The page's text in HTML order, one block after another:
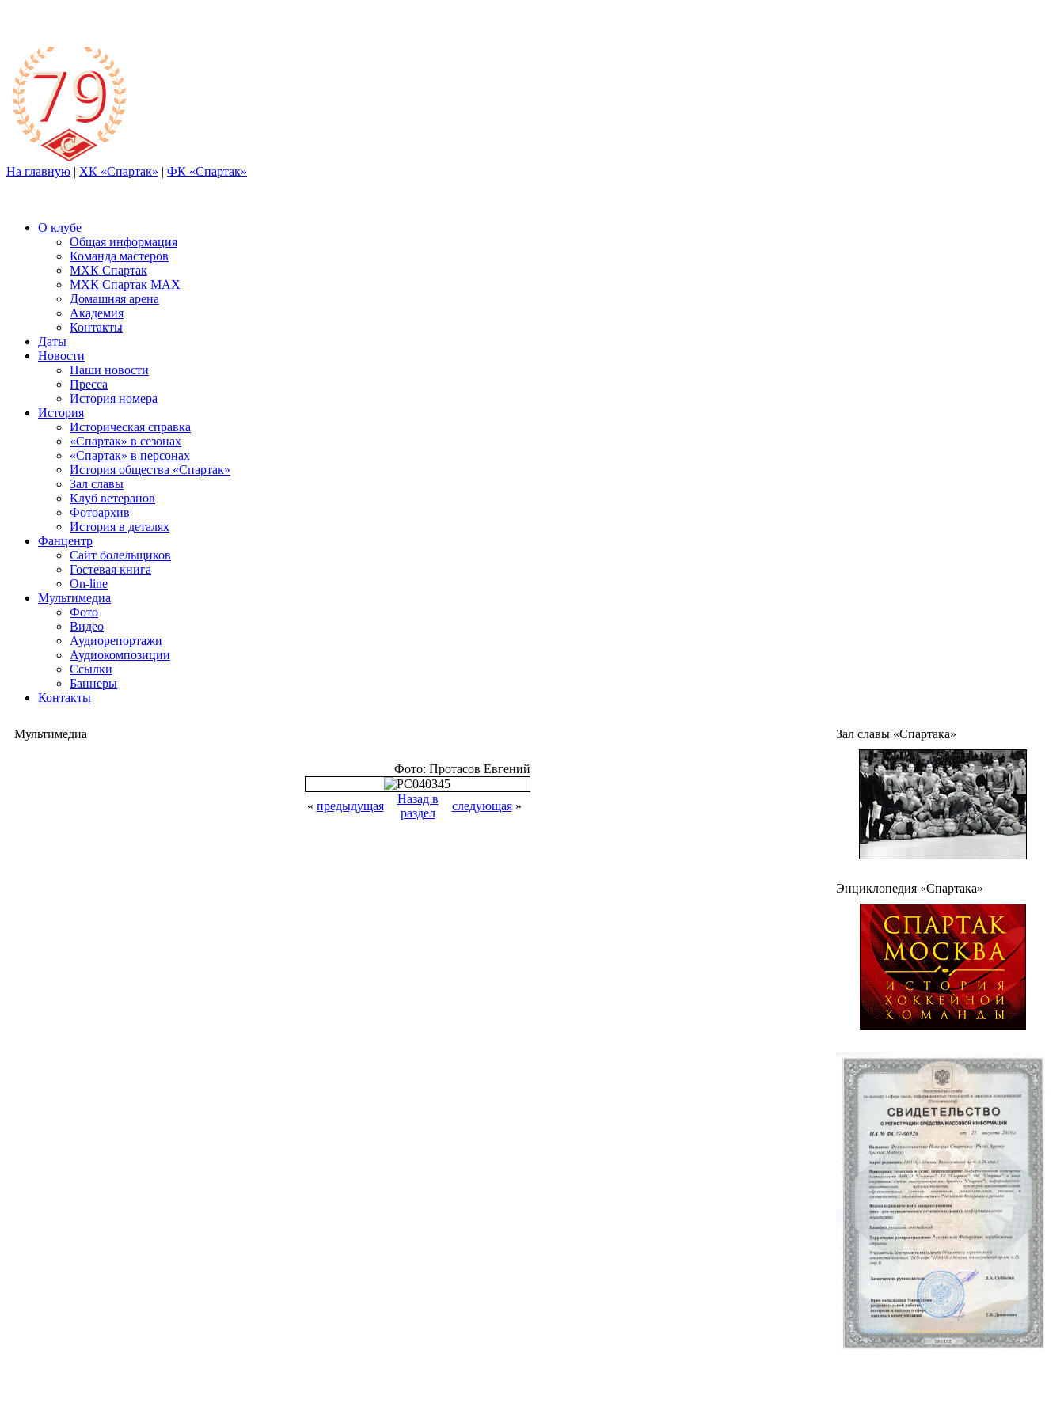
На главную | ХК «Спартак» | ФК «Спартак»
О клубе
Общая информация
Команда мастеров
МХК Спартак
МХК Спартак МАХ
Домашняя арена
Академия
Контакты
Даты
Новости
Наши новости
Пресса
История номера
История
Историческая справка
«Спартак» в сезонах
«Спартак» в персонах
История общества «Спартак»
Зал славы
Клуб ветеранов
Фотоархив
История в деталях
Фанцентр
Сайт болельщиков
Гостевая книга
On-line
Мультимедиа
Фото
Видео
Аудиорепортажи
Аудиокомпозиции
Ссылки
Баннеры
Контакты
Мультимедиа
Фото: Протасов Евгений
« предыдущая
Назад в
раздел
следующая»
Зал славы «Спартака»
Энциклопедия «Спартака»